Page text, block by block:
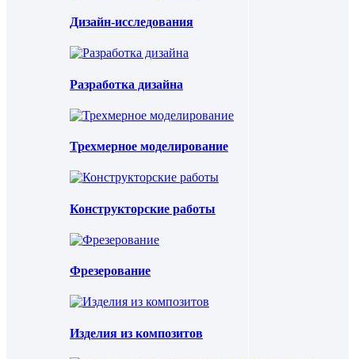
Дизайн-исследования
Разработка дизайна
Трехмерное моделирование
Конструкторские работы
Фрезерование
Изделия из композитов